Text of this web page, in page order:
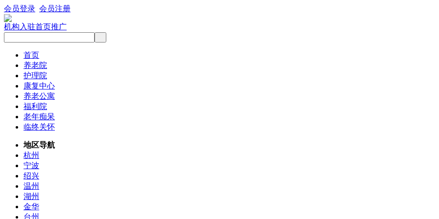
会员登录 会员注册
机构入驻首页推广
首页
养老院
护理院
康复中心
养老公寓
福利院
老年痴呆
临终关怀
地区导航
杭州
宁波
绍兴
温州
湖州
金华
台州